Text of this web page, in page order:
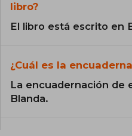
libro?
El libro está escrito en
¿Cuál es la
La encuadernación de
Blanda.